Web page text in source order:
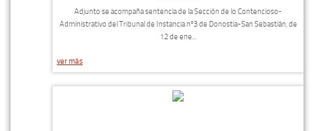
Adjunto se acompaña sentencia de la Sección de lo Contencioso-
Administrativo del Tribunal de Instancia nº3 de Donostia-San Sebastián, de
12 de ene...
ver más